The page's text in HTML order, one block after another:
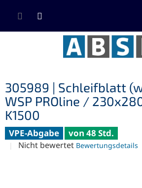
Inhalt
305989 | Schleifblatt
WSP PROline /
K1500
VPE-Abgabe von 48 Std.
Die
Nicht bewertet Bewertungsdetails